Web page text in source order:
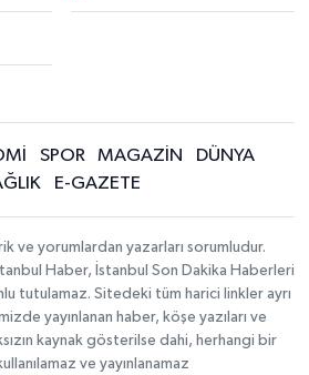
SPOR MAGAZİN
DÜNYA
E-GAZETE
ve yorumlardan yazarları sorumludur.
Haber, İstanbul Son Dakika Haberleri
tutulamaz. Sitedeki tüm harici linkler ayrı
yayınlanan haber, köşe yazıları ve
kaynak gösterilse dahi, herhangi bir
ve yayınlanamaz